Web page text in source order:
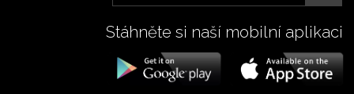
Stáhněte si naší mobilní aplikaci